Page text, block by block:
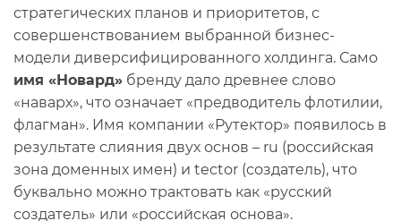
стратегических планов и приоритетов, с
совершенствованием выбранной бизнес-
модели диверсифицированного холдинга. Само
имя «Новард» бренду дало древнее слово
«наварх», что означает «предводитель флотилии,
флагман». Имя компании «Рутектор» появилось в
результате слияния двух основ – ru (российская
зона доменных имен) и tector (создатель), что
буквально можно трактовать как «русский
создатель» или «российская основа».